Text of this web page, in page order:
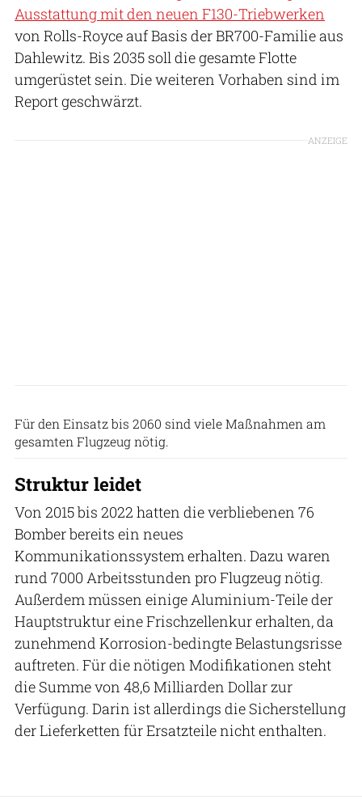
Ausstattung mit den neuen F130-Triebwerken
von Rolls-Royce auf Basis der BR700-Familie aus
Dahlewitz. Bis 2035 soll die gesamte Flotte
umgerüstet sein. Die weiteren Vorhaben sind im
Report geschwärzt.
ANZEIGE
Für den Einsatz bis 2060 sind viele Maßnahmen am
gesamten Flugzeug nötig.
Struktur leidet
Von 2015 bis 2022 hatten die verbliebenen 76
Bomber bereits ein neues
Kommunikationssystem erhalten. Dazu waren
rund 7000 Arbeitsstunden pro Flugzeug nötig.
Außerdem müssen einige Aluminium-Teile der
Hauptstruktur eine Frischzellenkur erhalten, da
zunehmend Korrosion-bedingte Belastungsrisse
auftreten. Für die nötigen Modifikationen steht
die Summe von 48,6 Milliarden Dollar zur
Verfügung. Darin ist allerdings die Sicherstellung
der Lieferketten für Ersatzteile nicht enthalten.